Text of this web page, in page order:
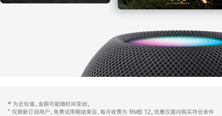
页
注
‡ 为近似值。金额可能随时间变动。
⁺ 仅限新订阅用户。免费试用期结束后，每月收费为 RMB 12。优惠仅面向购买符合条件